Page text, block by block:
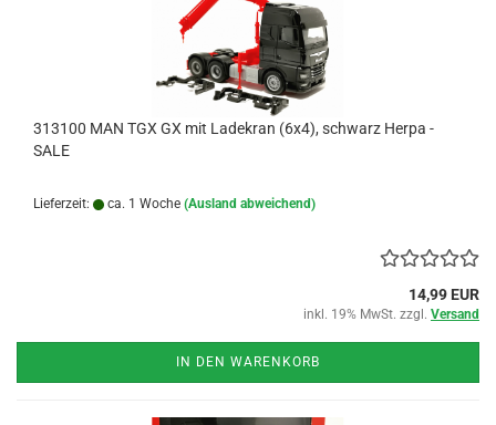
313100 MAN TGX GX mit Ladekran (6x4), schwarz Herpa -
SALE
Lieferzeit: ca. 1 Woche (Ausland abweichend)
14,99 EUR
inkl. 19% MwSt. zzgl. Versand
IN DEN WARENKORB